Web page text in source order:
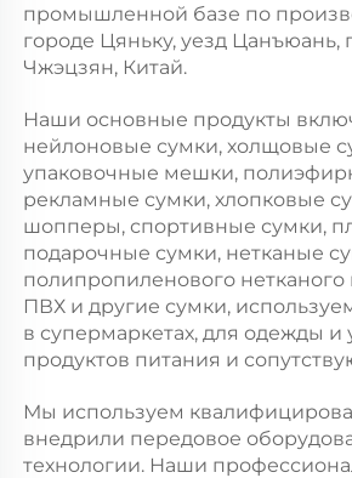
промышленной базе по
городе Цяньку, уезд Цанъюань,
Чжэцзян, Китай.
Наши основные продукты
нейлоновые сумки, холщовые
упаковочные мешки,
рекламные сумки, хлопковые
шопперы, спортивные сумки,
подарочные сумки, нетканые
полипропиленового нетканого
ПВХ и другие сумки,
в супермаркетах, для одежды и
продуктов питания и
Мы используем
внедрили передовое
технологии. Наши